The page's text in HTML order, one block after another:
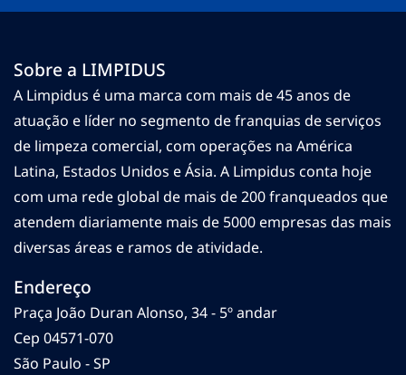
Sobre a LIMPIDUS
A Limpidus é uma marca com mais de 45 anos de
atuação e líder no segmento de franquias de serviços
de limpeza comercial, com operações na América
Latina, Estados Unidos e Ásia. A Limpidus conta hoje
com uma rede global de mais de 200 franqueados que
atendem diariamente mais de 5000 empresas das mais
diversas áreas e ramos de atividade.
Endereço
Praça João Duran Alonso, 34 - 5º andar
Cep 04571-070
São Paulo - SP